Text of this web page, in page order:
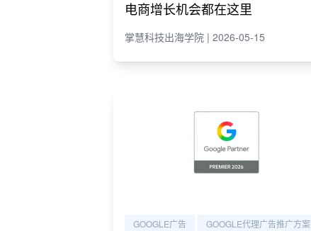
电商增长机会都在这里
掌慧科技出海学院 | 2026-05-15
GOOGLE广告 GOOGLE代理广告推广方案